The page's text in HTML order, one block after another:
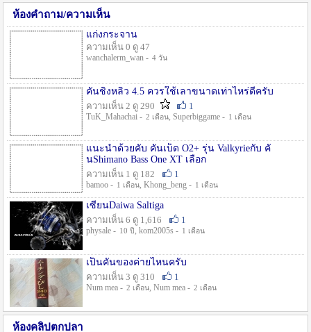
ห้องคำถาม/ความเห็น
แก่งกระจาน
ความเห็น 0 ดู 47
wanchalerm_wan - 4 วัน
คันชิงหลิว 4.5 ควรใช้เลาขนาดเท่าไหร่ดีครับ
ความเห็น 2 ดู 290
1
TuK_Mahachai - 2 เดือน, Superbiggame - 1 เดือน
แนะนำด้วยคับ คันเบ็ด O2+ รุ่น Valkyrieกับ คั
นShimano Bass One XT เลือก
ความเห็น 1 ดู 182
1
bamoo - 1 เดือน, Khong_beng - 1 เดือน
เซียนDaiwa Saltiga
ความเห็น 6 ดู 1,616
1
physale - 10 ปี , kom2005s - 1 เดือน
เป็นคันของค่ายไหนครับ
ความเห็น 3 ดู 310
1
Num mea - 2 เดือน, Num mea - 2 เดือน
ห้องคลิปตกปลา